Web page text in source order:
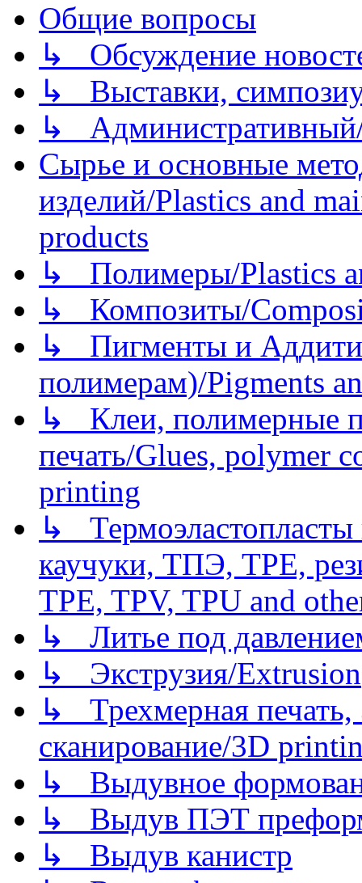
Общие вопросы
↳ Обсуждение
↳ Выставки,
↳
Сырье и основные
изделий/Plastics and
products
↳ Полимеры/Plastics
↳ Композиты/
↳ Пигменты и
полимерам)/Pigments
↳ Клеи, полимерные
печать/Glues, polymer
printing
↳
каучуки, ТПЭ, TPE,
TPE, TPV, TPU and
↳ Литье под
↳ Экструзия/Extrusion
↳ Трехмерная
сканирование/3D
↳ Выдувное
↳ Выдув ПЭТ
↳ Выдув канистр